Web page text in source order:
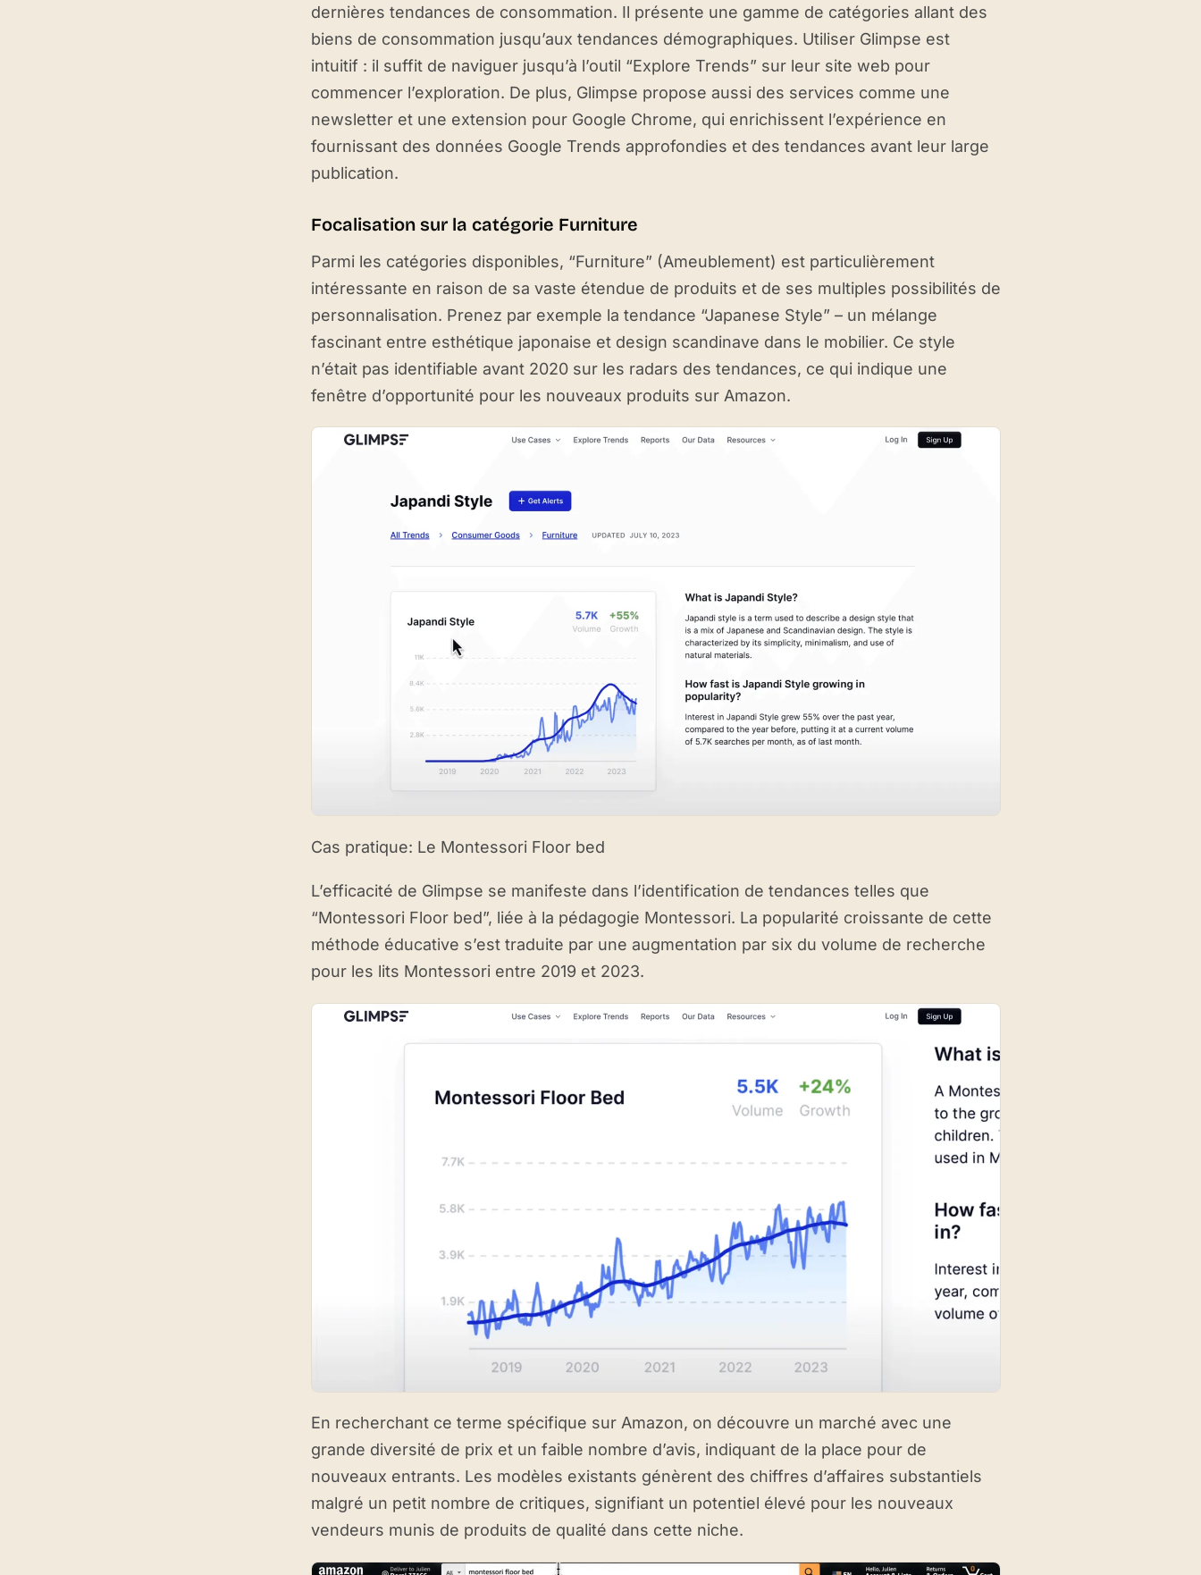
dernières tendances de consommation. Il présente une gamme de catégories allant des
biens de consommation jusqu’aux tendances démographiques. Utiliser Glimpse est
intuitif : il suffit de naviguer jusqu’à l’outil “Explore Trends” sur leur site web pour
commencer l’exploration. De plus, Glimpse propose aussi des services comme une
newsletter et une extension pour Google Chrome, qui enrichissent l’expérience en
fournissant des données Google Trends approfondies et des tendances avant leur large
publication.
Focalisation sur la catégorie Furniture
Parmi les catégories disponibles, “Furniture” (Ameublement) est particulièrement
intéressante en raison de sa vaste étendue de produits et de ses multiples possibilités de
personnalisation. Prenez par exemple la tendance “Japanese Style” – un mélange
fascinant entre esthétique japonaise et design scandinave dans le mobilier. Ce style
n’était pas identifiable avant 2020 sur les radars des tendances, ce qui indique une
fenêtre d’opportunité pour les nouveaux produits sur Amazon.
Cas pratique: Le Montessori Floor bed
L’efficacité de Glimpse se manifeste dans l’identification de tendances telles que
“Montessori Floor bed”, liée à la pédagogie Montessori. La popularité croissante de cette
méthode éducative s’est traduite par une augmentation par six du volume de recherche
pour les lits Montessori entre 2019 et 2023.
En recherchant ce terme spécifique sur Amazon, on découvre un marché avec une
grande diversité de prix et un faible nombre d’avis, indiquant de la place pour de
nouveaux entrants. Les modèles existants génèrent des chiffres d’affaires substantiels
malgré un petit nombre de critiques, signifiant un potentiel élevé pour les nouveaux
vendeurs munis de produits de qualité dans cette niche.